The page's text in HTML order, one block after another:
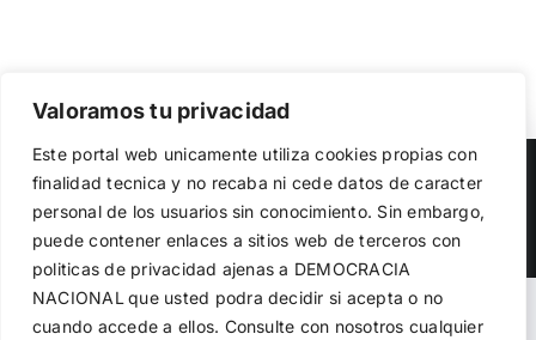
Valoramos tu privacidad
Este portal web unicamente utiliza cookies propias con
finalidad tecnica y no recaba ni cede datos de caracter
personal de los usuarios sin conocimiento. Sin embargo,
puede contener enlaces a sitios web de terceros con
politicas de privacidad ajenas a DEMOCRACIA
NACIONAL que usted podra decidir si acepta o no
cuando accede a ellos. Consulte con nosotros cualquier
Copyright 2023 | Democracia Nacional | All Rights Reserved
Facebook
TwitterInstagram
Warning: Undefined variable $visibility_homepage in
el funcionamiento de la web, medir su uso y mejorar
nuestros servicios. Puede aceptar todas las cookies,
rechazar las no necesarias o configurar sus preferencias.
Política de cookies
Aceptar todo